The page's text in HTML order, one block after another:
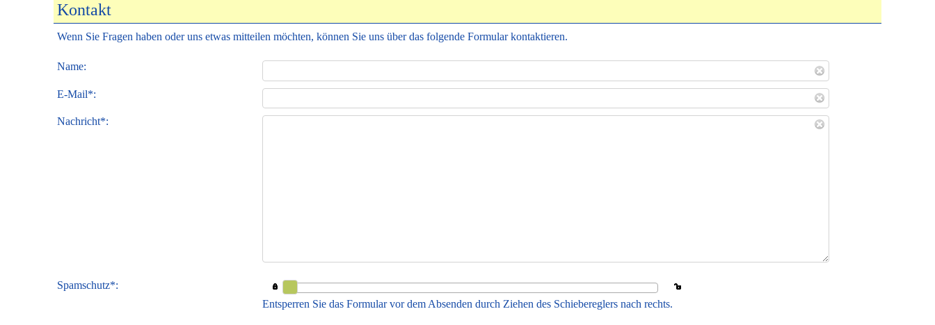
Kontakt
Wenn Sie Fragen haben oder uns etwas mitteilen möchten, können Sie uns über das folgende Formular kontaktieren.
Name:
E-Mail*:
Nachricht*:
Spamschutz*:
Entsperren Sie das Formular vor dem Absenden durch Ziehen des Schiebereglers nach rechts.